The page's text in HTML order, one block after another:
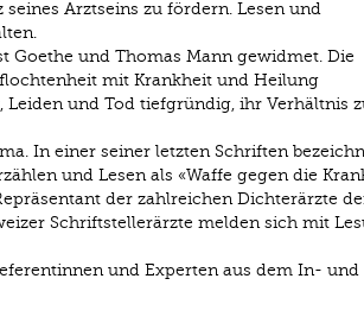
Arztseins zu fördern. Lesen und
Goethe und Thomas Mann gewidmet. Die
mit Krankheit und Heilung
und Tod tiefgründig, ihr Verhältnis
In einer seiner letzten Schriften
und Lesen als «Waffe gegen die
der zahlreichen Dichterärzte
Schriftstellerärzte melden sich mit
und Experten aus dem In- und